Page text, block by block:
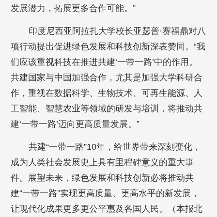
发展潜力，拓展更多合作可能。”
印度尼西亚阿拉扎大学校长亚瑟普·赛福鼎对八
项行动提出促进绿色发展和科技创新深表赞同。“我
们应该重视科技在推进共建‘一带一路’中的作用。
共建国家与中国加强合作，尤其是加强大学科研合
作，重视在数据科学、生物技术、可再生能源、人
工智能、智慧农业等领域的研发与培训，将推动共
建‘一带一路’迈向更高质量发展。”
共建“一带一路”10年，给世界带来深刻变化，
成为人类社会发展史上具有里程碑意义的重大事
件。展望未来，绿色发展和科技创新必将推动共
建“一带一路”实现更高质量、更高水平的新发展，
让现代化成果更多更公平惠及各国人民。
（本报北